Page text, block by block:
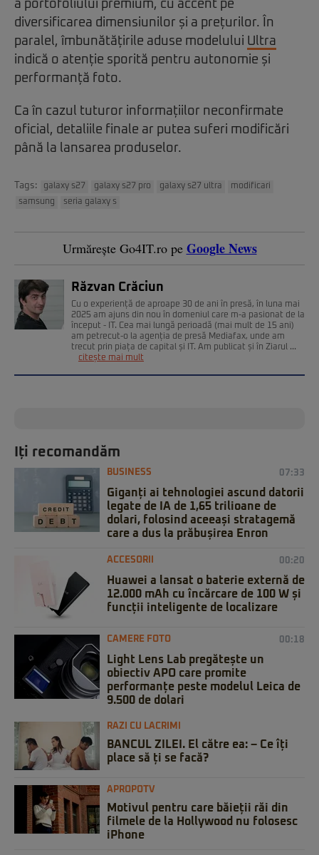
a portofoliului premium, cu accent pe
diversificarea dimensiunilor și a prețurilor. În
paralel, îmbunătățirile aduse modelului Ultra
indică o atenție sporită pentru autonomie și
performanță foto.
Ca în cazul tuturor informațiilor neconfirmate
oficial, detaliile finale ar putea suferi modificări
până la lansarea produselor.
Tags: galaxy s27 galaxy s27 pro galaxy s27 ultra
modificari
samsung
seria galaxy s
Urmărește Go4IT.ro pe Google News
Răzvan Crăciun
Cu o experiență de aproape 30 de ani în presă, în luna mai
2025 am ajuns din nou în domeniul care m-a pasionat de la
început - IT. Cea mai lungă perioadă (mai mult de 15 ani)
am petrecut-o la agenția de presă Mediafax, unde am
trecut prin piața de capital și IT. Am publicat și în Ziarul ...
citește mai mult
Iți recomandăm
BUSINESS 07:33
Giganți ai tehnologiei ascund datorii
legate de IA de 1,65 trilioane de
dolari, folosind aceeași stratagemă
care a dus la prăbușirea Enron
ACCESORII 00:20
Huawei a lansat o baterie externă de
12.000 mAh cu încărcare de 100 W și
funcții inteligente de localizare
CAMERE FOTO 00:18
Light Lens Lab pregătește un
obiectiv APO care promite
performanțe peste modelul Leica de
9.500 de dolari
RAZI CU LACRIMI
BANCUL ZILEI. El către ea: – Ce îți
place să ți se facă?
APROPOTV
Motivul pentru care băieții răi din
filmele de la Hollywood nu folosesc
iPhone